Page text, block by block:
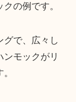
の例です。
グで、広々し
モックがリ